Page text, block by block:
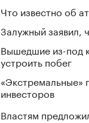
Что известно об
Залужный заявил,
Вышедшие из-под
устроить побег
«Экстремальные»
инвесторов
Властям